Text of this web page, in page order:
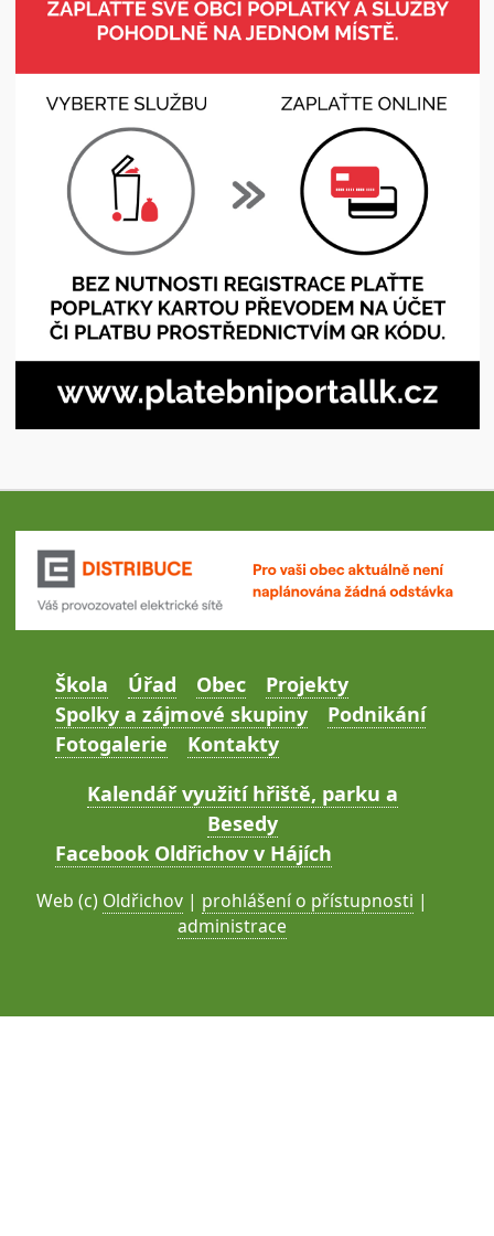
Škola Úřad Obec
Projekty
Spolky a zájmové skupiny
Podnikání
Fotogalerie
Kontakty
Kalendář využití hřiště, parku a
Besedy
Facebook Oldřichov v Hájích
Web (c) Oldřichov | prohlášení o přístupnosti |
administrace